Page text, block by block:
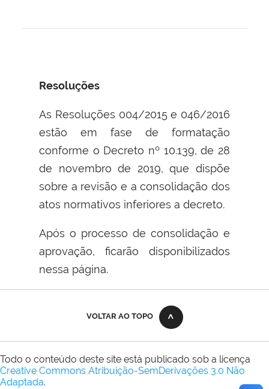
Resoluções
As Resoluções 004/2015 e 046/2016
estão em fase de formatação
conforme o Decreto nº 10.139, de 28
de novembro de 2019, que dispõe
sobre a revisão e a consolidação dos
atos normativos inferiores a decreto.
Após o processo de consolidação e
aprovação, ficarão disponibilizados
nessa página.
VOLTAR AO TOPO
Todo o conteúdo deste site está publicado sob a licença
Creative Commons Atribuição-SemDerivações 3.0 Não
Adaptada.